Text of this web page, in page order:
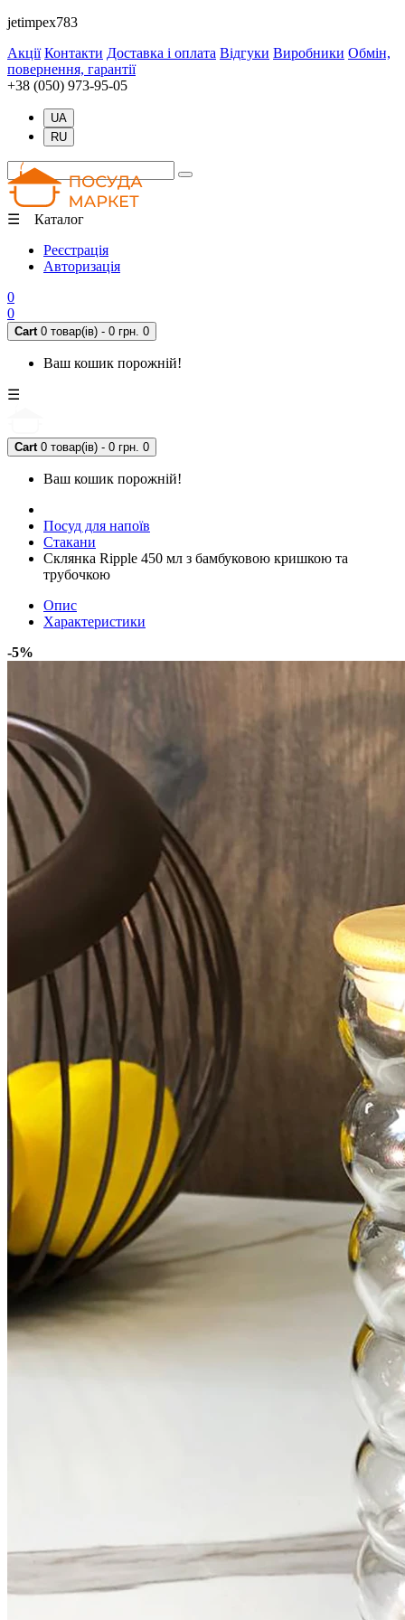
jetimpex783
Акції Контакти Доставка і оплата Відгуки Виробники Обмін,
повернення, гарантії
+38 (050) 973-95-05
UA
RU
☰ Каталог
Реєстрація
Авторизація
0
0
Cart 0 товар(ів) - 0 грн. 0
Ваш кошик порожній!
☰
Cart 0 товар(ів) - 0 грн. 0
Ваш кошик порожній!
Посуд для напоїв
Стакани
Склянка Ripple 450 мл з бамбуковою кришкою та
трубочкою
Опис
Характеристики
-5%